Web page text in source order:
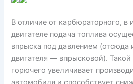
В отличие от карбюраторного, в
двигателе подача топлива
впрыска под давлением (отсюда
двигателя — впрысковой). Такой
горючего увеличивает